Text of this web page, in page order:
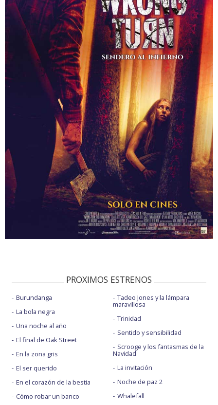
PROXIMOS ESTRENOS
Burundanga
La bola negra
Una noche al año
El final de Oak Street
En la zona gris
El ser querido
En el corazón de la bestia
Cómo robar un banco
Tadeo Jones y la lámpara
maravillosa
Trinidad
Sentido y sensibilidad
Scrooge y los fantasmas de la
Navidad
La invitación
Noche de paz 2
Whalefall